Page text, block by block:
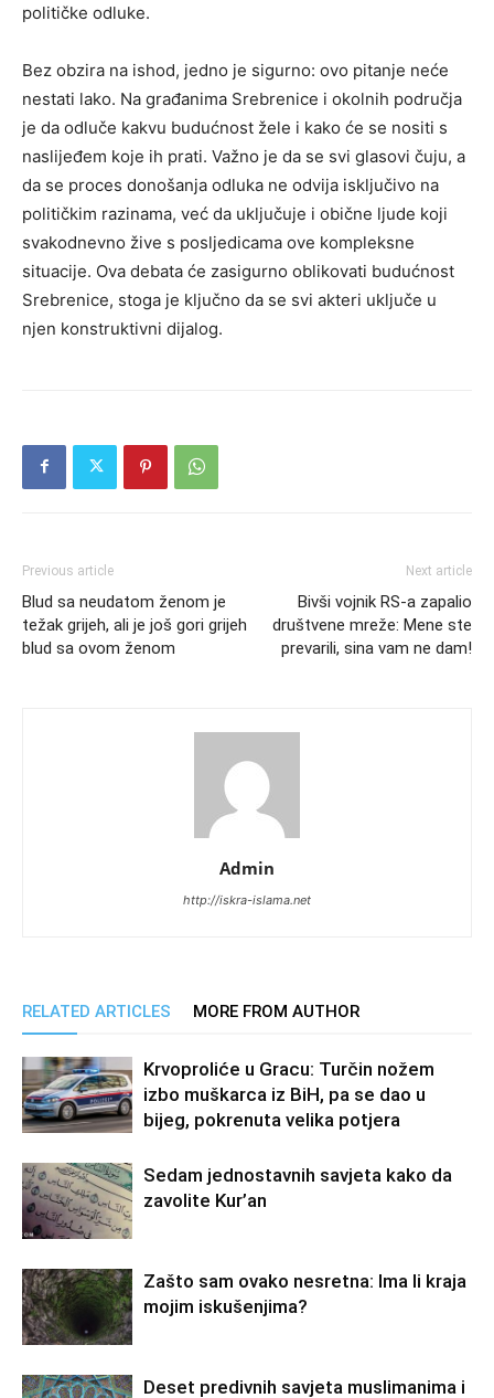
političke odluke.
Bez obzira na ishod, jedno je sigurno: ovo pitanje neće
nestati lako. Na građanima Srebrenice i okolnih područja
je da odluče kakvu budućnost žele i kako će se nositi s
naslijeđem koje ih prati. Važno je da se svi glasovi čuju, a
da se proces donošanja odluka ne odvija isključivo na
političkim razinama, već da uključuje i obične ljude koji
svakodnevno žive s posljedicama ove kompleksne
situacije. Ova debata će zasigurno oblikovati budućnost
Srebrenice, stoga je ključno da se svi akteri uključe u
njen konstruktivni dijalog.
Previous article
Blud sa neudatom ženom je
težak grijeh, ali je još gori grijeh
blud sa ovom ženom
Next article
Bivši vojnik RS-a zapalio
društvene mreže: Mene ste
prevarili, sina vam ne dam!
Admin
http://iskra-islama.net
RELATED ARTICLES MORE FROM AUTHOR
Krvoproliće u Gracu: Turčin nožem
izbo muškarca iz BiH, pa se dao u
bijeg, pokrenuta velika potjera
Sedam jednostavnih savjeta kako da
zavolite Kur’an
Zašto sam ovako nesretna: Ima li kraja
mojim iskušenjima?
Deset predivnih savjeta muslimanima i